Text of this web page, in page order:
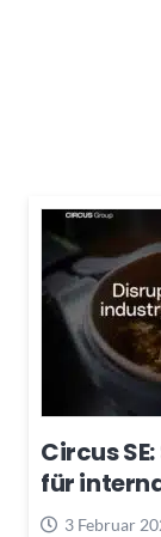
Circus
für
3 Februar